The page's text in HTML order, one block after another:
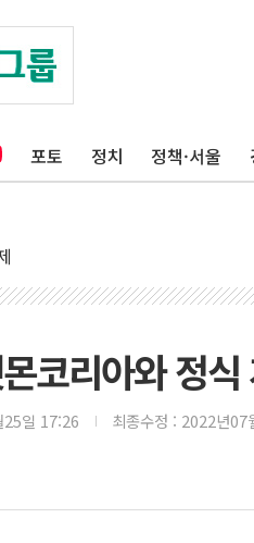
포토 정치 정책·서울
코리아와 정
일 17:26 최종수정 : 2022년07